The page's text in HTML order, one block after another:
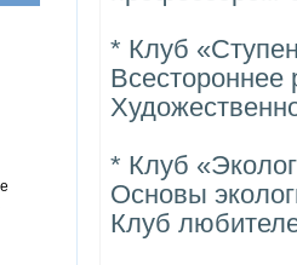
* Клуб
Всестороннее
* Клуб
Основы
Клуб